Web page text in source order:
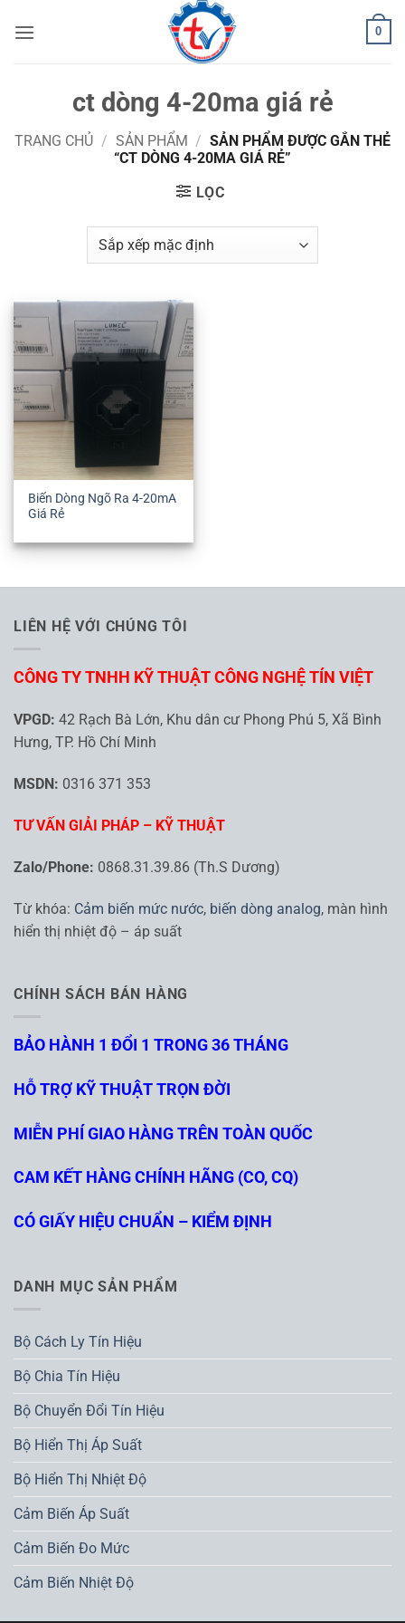
qua
0
ct dòng 4-20ma giá rẻ
TRANG CHỦ / SẢN PHẨM / SẢN PHẨM ĐƯỢC GẮN THẺ
“CT DÒNG 4-20MA GIÁ RẺ”
LỌC
Biến Dòng Ngõ Ra 4-20mA
Giá Rẻ
LIÊN HỆ VỚI CHÚNG TÔI
CÔNG TY TNHH KỸ THUẬT CÔNG NGHỆ TÍN VIỆT
VPGD: 42 Rạch Bà Lớn, Khu dân cư Phong Phú 5, Xã Bình
Hưng, TP. Hồ Chí Minh
MSDN: 0316 371 353
TƯ VẤN GIẢI PHÁP – KỸ THUẬT
Zalo/Phone: 0868.31.39.86 (Th.S Dương)
Từ khóa: Cảm biến mức nước, biến dòng analog, màn hình
hiển thị nhiệt độ – áp suất
CHÍNH SÁCH BÁN HÀNG
BẢO HÀNH 1 ĐỔI 1 TRONG 36 THÁNG
HỖ TRỢ KỸ THUẬT TRỌN ĐỜI
MIỄN PHÍ GIAO HÀNG TRÊN TOÀN QUỐC
CAM KẾT HÀNG CHÍNH HÃNG (CO, CQ)
CÓ GIẤY HIỆU CHUẨN – KIỂM ĐỊNH
DANH MỤC SẢN PHẨM
Bộ Cách Ly Tín Hiệu
Bộ Chia Tín Hiệu
Bộ Chuyển Đổi Tín Hiệu
Bộ Hiển Thị Áp Suất
Bộ Hiển Thị Nhiệt Độ
Cảm Biến Áp Suất
Cảm Biến Đo Mức
Cảm Biến Nhiệt Độ